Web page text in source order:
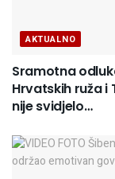
AKTUALNO
Sramotna
Hrvatskih ruža i
nije svidjelo…